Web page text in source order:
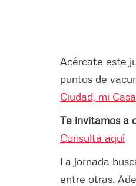
Acércate este
puntos de
Ciudad, mi Casa
Te invitamos a
Consulta aquí
La jornada
entre otras.